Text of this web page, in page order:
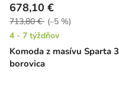
Komoda z masívu Sparta 3
borovica
678,10 €
713,80 € (–5 %)
4 - 7 týždňov